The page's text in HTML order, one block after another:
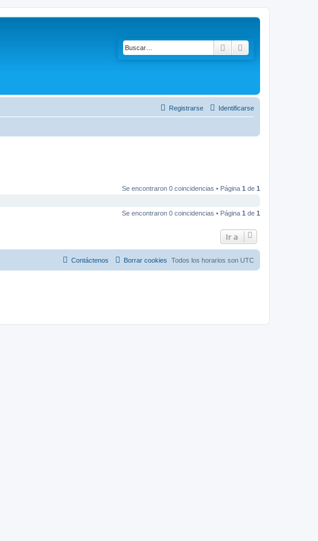
Buscar
Identificarse
Registrarse
Se encontraron 0 coincidencias • Página 1 de 1
Se encontraron 0 coincidencias • Página 1 de 1
Ir a
Todos los horarios son UTC
Borrar cookies
Contáctenos